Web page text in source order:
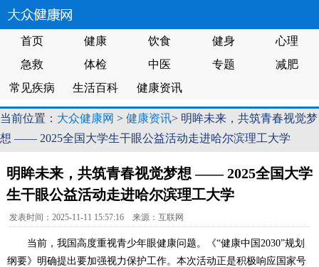
首页 健康 饮食 健身
心理
急救
体检 中医 专题
减肥
常见疾病
生活百科 健康资讯
当前位置： 大众健康网 > 健康资讯> 明眸未来，共筑青春视觉梦
想 —— 2025全国大学生干眼公益活动走进哈尔滨理工大学
明眸未来，共筑青春视觉梦想 —— 2025全国大学
生干眼公益活动走进哈尔滨理工大学
发表时间：2025-11-11 15:57:16 来源：互联网
当前，我国高度重视青少年眼健康问题。《“健康中国2030”规划
纲要》明确提出要加强视力保护工作。本次活动正是积极响应国家号